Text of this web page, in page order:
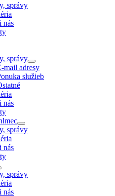
správy
nás
správy
mail adresy
služieb
nás
správy
nás
správy
nás